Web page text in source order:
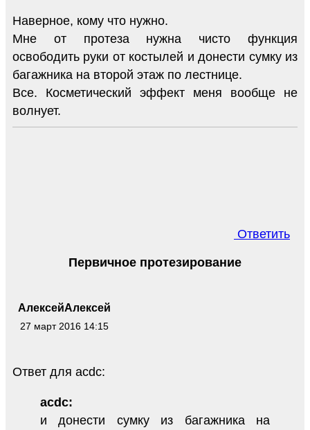
Наверное, кому что нужно.
Мне от протеза нужна чисто функция
освободить руки от костылей и донести сумку из
багажника на второй этаж по лестнице.
Все. Косметический эффект меня вообще не
волнует.
Ответить
АлексейАлексей
27 март 2016 14:15
Первичное протезирование
Ответ для acdc:
acdc:
и донести сумку из багажника на